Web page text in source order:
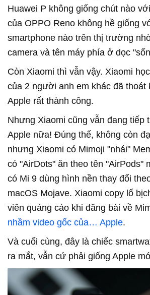
Huawei P không giống chút nào
của OPPO Reno không hề giống
smartphone nào trên thị trường
camera và tên máy phía ở dọc
Còn Xiaomi thì vẫn vậy. Xiaomi
của 2 người anh em khác đã thoát
Apple rất thành công.
Nhưng Xiaomi cũng vẫn đang tiếp
Apple nữa! Đúng thế, không còn
nhưng Xiaomi có Mimoji "nhái"
có "AirDots" ăn theo tên "AirPods"
có Mi 9 dùng hình nền thay đổi
macOS Mojave. Xiaomi copy lố
viên quảng cáo khi đăng bài về
nhầm video gốc của… Apple.
Và cuối cùng, đây là chiếc
ra mắt, vẫn cứ phải giống Apple